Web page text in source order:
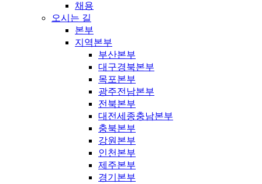
채용
오시는 길
본부
지역본부
부산본부
대구경북본부
목포본부
광주전남본부
전북본부
대전세종충남본부
충북본부
강원본부
인천본부
제주본부
경기본부